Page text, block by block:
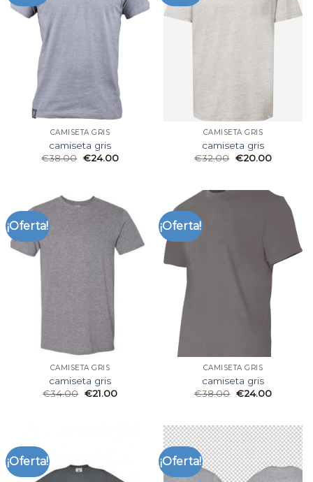
CAMISETA GRIS
camiseta gris
€38.00 €24.00
CAMISETA GRIS
camiseta gris
€32.00 €20.00
¡Oferta!
CAMISETA GRIS
camiseta gris
€34.00 €21.00
¡Oferta!
CAMISETA GRIS
camiseta gris
€38.00 €24.00
¡Oferta! ¡Oferta!